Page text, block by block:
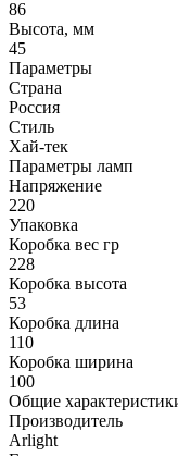
86
Высота, мм
45
Параметры
Страна
Россия
Стиль
Хай-тек
Параметры ламп
Напряжение
220
Упаковка
Коробка вес гр
228
Коробка высота
53
Коробка длина
110
Коробка ширина
100
Общие
Производитель
Arlight